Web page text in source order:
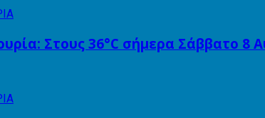
Στους 36°C σήμερα Σάββατο 8